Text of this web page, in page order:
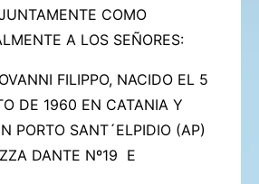
COMO
A LOS SEÑORES:
FILIPPO, NACIDO EL 5
DE 1960 EN CATANIA Y
PORTO SANT´ELPIDIO (AP)
DANTE Nº19 E